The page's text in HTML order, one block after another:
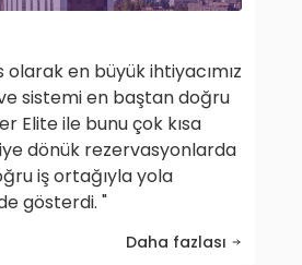
en büyük ihtiyacımız
sistemi en baştan doğru
Elite ile bunu çok kısa
dönük rezervasyonlarda
iş ortağıyla yola
gösterdi. "
Daha fazlası